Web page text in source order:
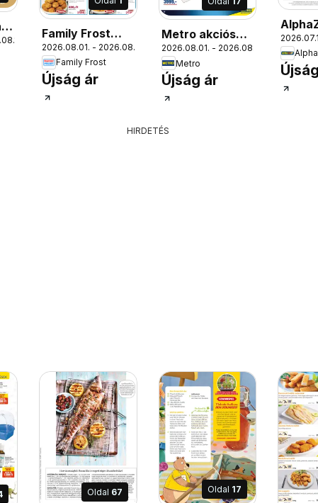
Family Frost
akciós újság
2026.08.01. - 2026.08.31.
Family Frost
Újság ár
Metro akciós
újság
2026.08.01. - 2026.08.31.
Metro
Újság ár
HIRDETÉS
Oldal 67 Oldal 17